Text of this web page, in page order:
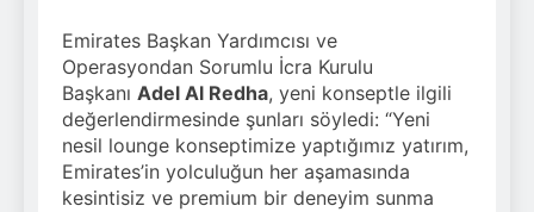
Emirates Başkan Yardımcısı ve
Operasyondan Sorumlu İcra Kurulu
Başkanı Adel Al Redha, yeni konseptle ilgili
değerlendirmesinde şunları söyledi: “Yeni
nesil lounge konseptimize yaptığımız yatırım,
Emirates’in yolculuğun her aşamasında
kesintisiz ve premium bir deneyim sunma